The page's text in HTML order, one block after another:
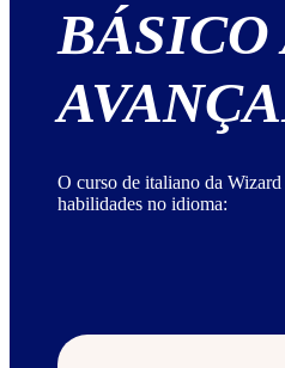
BÁSICO
O curso de italiano da Wizard
habilidades no idioma: